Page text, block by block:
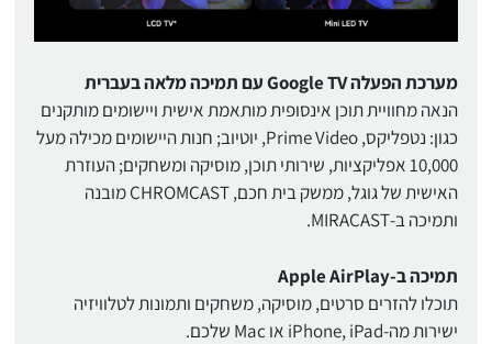
מערכת הפעלה Google TV עם תמיכה מלאה בעברית
הנאה מחוויית תוכן אינסופית מותאמת אישית ויישומים מותקנים
כגון: נטפליקס, Prime Video, יוטיוב; חנות היישומים מכילה מעל
10,000 אפליקציות, שירותי תוכן, מוסיקה ומשחקים; העוזרת
האישית של גוגל, ממשק בית חכם, CHROMCAST מובנה
ותמיכה ב-MIRACAST.
תמיכה ב-Apple AirPlay
תוכלו להזרים סרטים, מוסיקה, משחקים ותמונות לטלוויזיה
ישירות מה-iPhone, iPad או Mac שלכם.